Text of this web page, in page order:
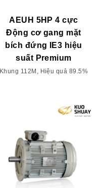
AEUH 5HP 4 cực
Động cơ gang mặt
bích đứng IE3 hiệu
suất Premium
Khung 112M, Hiệu quả 89.5%